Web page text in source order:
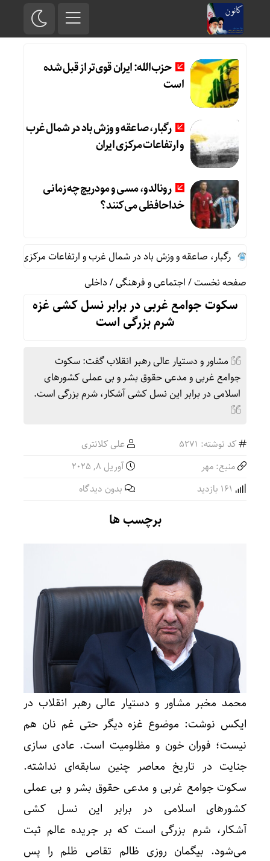
حزب‌الله: ایران قوی‌تر از قبل شده
است
رگبار، صاعقه و وزش باد در شمال غرب
و ارتفاعات مرکزی ایران
رونالدو، مسی و مودریچ چه زمانی
خداحافظی می‌کنند؟
رگبار، صاعقه و وزش باد در شمال غرب و ارتفاعات مرکزی ایران
صفحه نخست/اجتماعی و فرهنگی/داخلی
سکوت جوامع غربی در برابر نسل کشی غزه
شرم بزرگی است
مشاور و دستیار عالی رهبر انقلاب گفت: سکوت
جوامع غربی و مدعی حقوق بشر و بی عملی کشورهای
اسلامی در برابر این نسل کشی آشکار، شرم بزرگی است.
کد نوشته: 5271
علی کلانتری
منبع: مهر
آوریل 8, 2025
بدون دیدگاه
برچسب ها
محمد مخبر مشاور و دستیار عالی رهبر انقلاب در
ایکس نوشت: موضوع غزه دیگر حتی غم نان هم
نیست؛ فوران خون و مظلومیت است. عادی سازی
جنایت در تاریخ معاصر چنین سابقه‌ای نداشته.
سکوت جوامع غربی و مدعی حقوق بشر و بی عملی
کشورهای اسلامی در برابر این نسل کشی
آشکار، شرم بزرگی است که بر جریده عالم ثبت
می‌شود. بیگمان روزی ظالم تقاص ظلم را پس